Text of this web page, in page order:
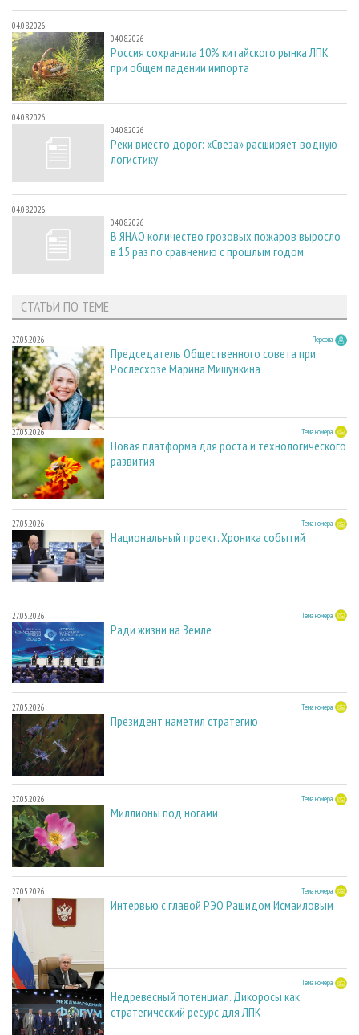
04.08.2026
04.08.2026
Россия сохранила 10% китайского рынка ЛПК
при общем падении импорта
04.08.2026
04.08.2026
Реки вместо дорог: «Свеза» расширяет водную
логистику
04.08.2026
04.08.2026
В ЯНАО количество грозовых пожаров выросло
в 15 раз по сравнению с прошлым годом
СТАТЬИ ПО ТЕМЕ
27.05.2026 Персона
Председатель Общественного совета при
Рослесхозе Марина Мишункина
27.05.2026 Тема номера
Новая платформа для роста и технологического
развития
27.05.2026 Тема номера
Национальный проект. Хроника событий
27.05.2026 Тема номера
Ради жизни на Земле
27.05.2026 Тема номера
Президент наметил стратегию
27.05.2026 Тема номера
Миллионы под ногами
27.05.2026 Тема номера
Интервью с главой РЭО Рашидом Исмаиловым
27.05.2026 Тема номера
Недревесный потенциал. Дикоросы как
стратегический ресурс для ЛПК